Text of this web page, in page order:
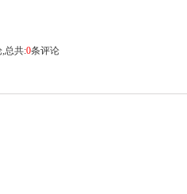
总共:0条评论